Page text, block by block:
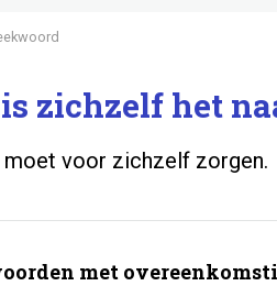
zichzelf het
moet voor zichzelf zorgen.
met